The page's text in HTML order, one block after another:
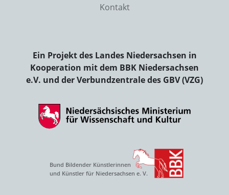
Kontakt
Ein Projekt des Landes Niedersachsen in
Kooperation mit dem BBK Niedersachsen
e.V. und der Verbundzentrale des GBV (VZG)
Bund Bildender Künstlerinnen
und Künstler für Niedersachsen e. V.